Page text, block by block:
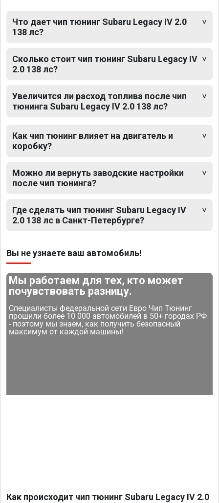
Что дает чип тюнинг Subaru Legacy IV 2.0
138 лс?
Сколько стоит чип тюнинг Subaru Legacy IV
2.0 138 лс?
Увеличится ли расход топлива после чип
тюнинга Subaru Legacy IV 2.0 138 лс?
Как чип тюнинг влияет на двигатель и
коробку?
Можно ли вернуть заводские настройки
после чип тюнинга?
Где сделать чип тюнинг Subaru Legacy IV
2.0 138 лс в Санкт-Петербурге?
Вы не узнаете ваш автомобиль!
Мы работаем для тех, кто может
почувствовать разницу.
Специалисты федеральной сети Евро Чип Тюнинг
прошили более 10 000 автомобилей в 50+ городах РФ
- поэтому мы знаем, как получить безопасный
максимум от каждой машины!
Как происходит чип тюнинг Subaru Legacy IV 2.0